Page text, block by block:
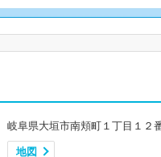
岐阜県大垣市南頬町１丁目１２
地図